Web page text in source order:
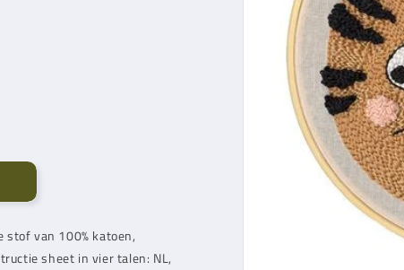
van 100% katoen,
sheet in vier talen: NL,